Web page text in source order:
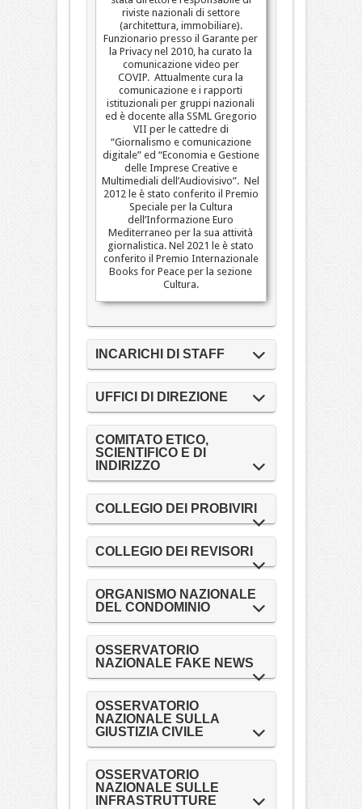
riviste nazionali di settore
(architettura, immobiliare).
Funzionario presso il Garante per
la Privacy nel 2010, ha curato la
comunicazione video per
COVIP. Attualmente cura la
comunicazione e i rapporti
istituzionali per gruppi nazionali
ed è docente alla SSML Gregorio
VII per le cattedre di
“Giornalismo e comunicazione
digitale” ed “Economia e Gestione
delle Imprese Creative e
Multimediali dell’Audiovisivo”. Nel
2012 le è stato conferito il Premio
Speciale per la Cultura
dell’Informazione Euro
Mediterraneo per la sua attività
giornalistica. Nel 2021 le è stato
conferito il Premio Internazionale
Books for Peace per la sezione
Cultura.
INCARICHI DI STAFF
UFFICI DI DIREZIONE
COMITATO ETICO,
SCIENTIFICO E DI
INDIRIZZO
COLLEGIO DEI PROBIVIRI
COLLEGIO DEI REVISORI
ORGANISMO NAZIONALE
DEL CONDOMINIO
OSSERVATORIO
NAZIONALE FAKE NEWS
OSSERVATORIO
NAZIONALE SULLA
GIUSTIZIA CIVILE
OSSERVATORIO
NAZIONALE SULLE
INFRASTRUTTURE